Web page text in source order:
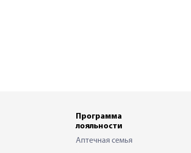
Программа
лояльности
Аптечная семья